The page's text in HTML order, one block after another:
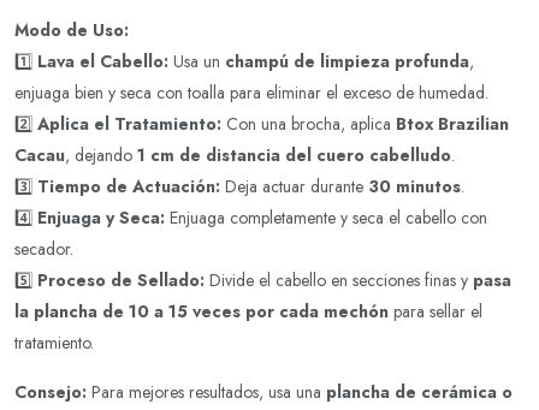
Modo de Uso:
1️⃣ Lava el Cabello: Usa un champú de limpieza profunda,
enjuaga bien y seca con toalla para eliminar el exceso de humedad.
2️⃣ Aplica el Tratamiento: Con una brocha, aplica Btox Brazilian
Cacau, dejando 1 cm de distancia del cuero cabelludo.
3️⃣ Tiempo de Actuación: Deja actuar durante 30 minutos.
4️⃣ Enjuaga y Seca: Enjuaga completamente y seca el cabello con
secador.
5️⃣ Proceso de Sellado: Divide el cabello en secciones finas y pasa
la plancha de 10 a 15 veces por cada mechón para sellar el
tratamiento.
Consejo: Para mejores resultados, usa una plancha de cerámica o